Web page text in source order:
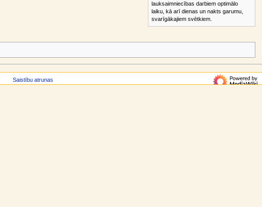
lauksaimniecības darbiem optimālo
laiku, kā arī dienas un nakts garumu,
svarīgākajiem svētkiem.
Saistību atrunas